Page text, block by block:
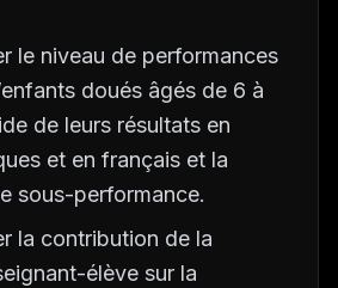
le niveau de performances
doués âgés de 6 à
de leurs résultats en
et en français et la
sous-performance.
la contribution de la
élève sur la